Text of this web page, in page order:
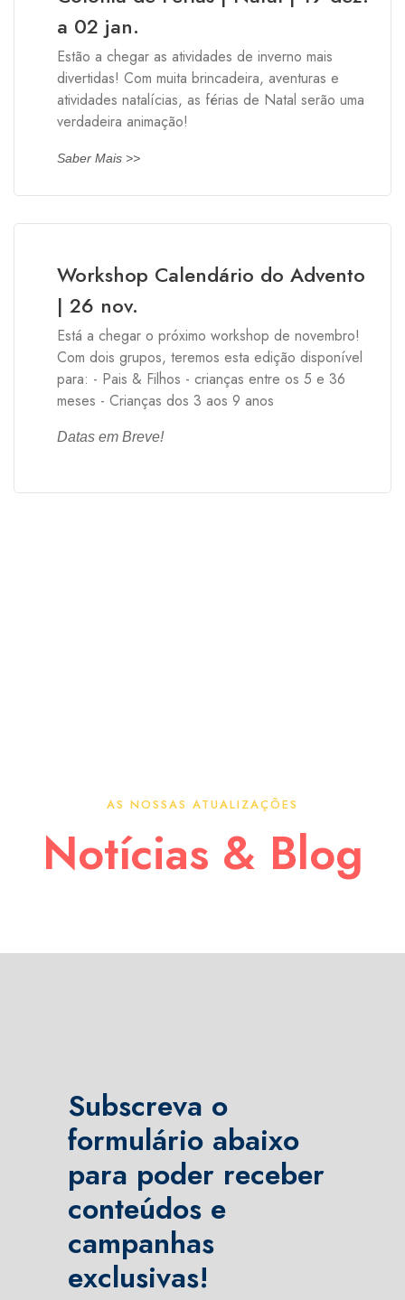
a 02 jan.
Estão a chegar as atividades de inverno mais
divertidas! Com muita brincadeira, aventuras e
atividades natalícias, as férias de Natal serão uma
verdadeira animação!
Saber Mais >>
Workshop Calendário do Advento
| 26 nov.
Está a chegar o próximo workshop de novembro!
Com dois grupos, teremos esta edição disponível
para: - Pais & Filhos - crianças entre os 5 e 36
meses - Crianças dos 3 aos 9 anos
Datas em Breve!
AS NOSSAS ATUALIZAÇÕES
Notícias & Blog
Subscreva o
formulário abaixo
para poder receber
conteúdos e
campanhas
exclusivas!